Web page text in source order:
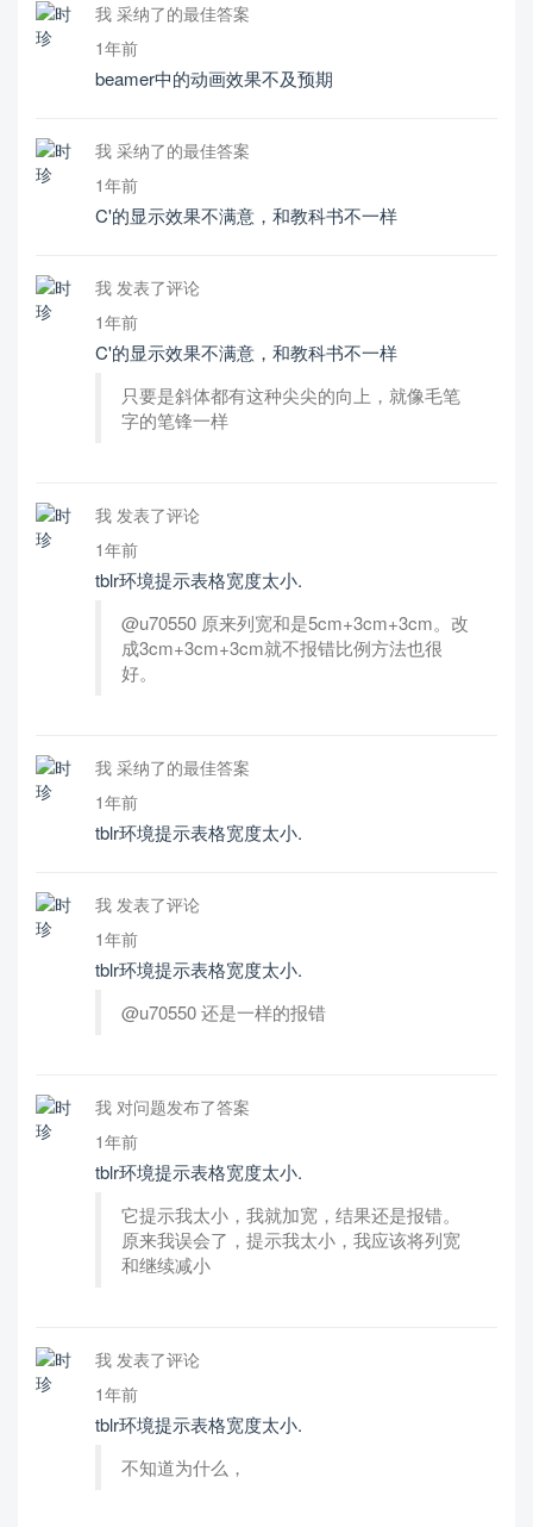
我 采纳了的最佳答案
1年前
beamer中的动画效果不及预期
我 采纳了的最佳答案
1年前
C'的显示效果不满意，和教科书不一样
我 发表了评论
1年前
C'的显示效果不满意，和教科书不一样
只要是斜体都有这种尖尖的向上，就像毛笔
字的笔锋一样
我 发表了评论
1年前
tblr环境提示表格宽度太小.
@u70550 原来列宽和是5cm+3cm+3cm。改
成3cm+3cm+3cm就不报错比例方法也很
好。
我 采纳了的最佳答案
1年前
tblr环境提示表格宽度太小.
我 发表了评论
1年前
tblr环境提示表格宽度太小.
@u70550 还是一样的报错
我 对问题发布了答案
1年前
tblr环境提示表格宽度太小.
它提示我太小，我就加宽，结果还是报错。
原来我误会了，提示我太小，我应该将列宽
和继续减小
我 发表了评论
1年前
tblr环境提示表格宽度太小.
不知道为什么，